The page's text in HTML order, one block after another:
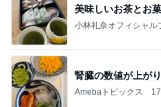
美味しいお茶とお
小林礼奈オフィシャル
腎臓の数値が上が
Amebaトピックス